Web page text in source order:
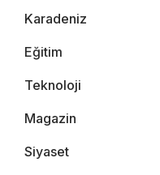
Karadeniz
Eğitim
Teknoloji
Magazin
Siyaset